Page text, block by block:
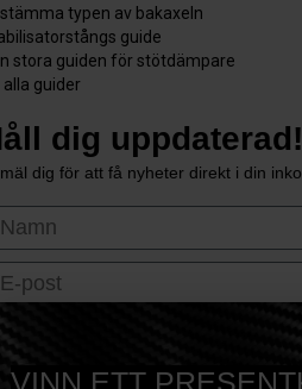
typen av bakaxeln
guide
stora guiden för stötdämpare
alla guider
dig uppdaterad!
dig för att få nyheter direkt i din
Name
VINN ETT